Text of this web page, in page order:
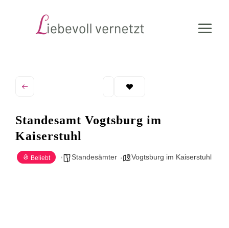
Standesamt Vogtsburg im
Kaiserstuhl
Beliebt Standesämter Vogtsburg im Kaiserstuhl